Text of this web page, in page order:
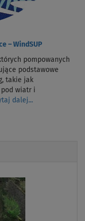
– WindSUP
pompowanych
podstawowe
takie jak
pod wiatr i
dalej...